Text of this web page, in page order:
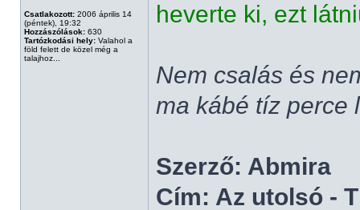
Csatlakozott: 2006 április 14
(péntek), 19:32
Hozzászólások: 630
Tartózkodási hely: Valahol a
föld felett de közel még a
talajhoz...
heverte ki, ezt
Nem csalás és
ma kábé tíz perce
Szerző: Abmira
Cím: Az utolsó -